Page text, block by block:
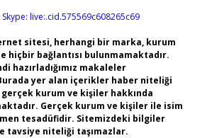
Skype: live:.cid.575569c608265c69
sitesi, herhangi bir marka, kurum
hiçbir bağlantısı bulunmamaktadır.
hazırladığımız makaleler
yer alan içerikler haber niteliği
kurum ve kişiler hakkında
Gerçek kurum ve kişiler ile isim
tesadüfidir. Sitemizdeki bilgiler
tavsiye niteliği taşımazlar.